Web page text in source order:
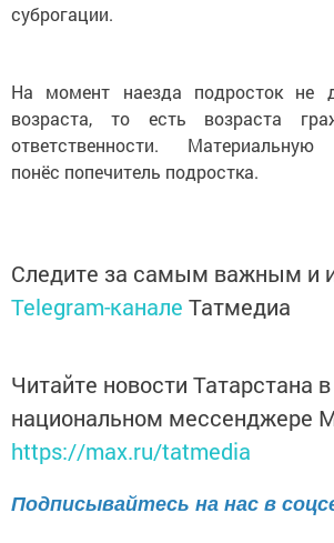
суброгации.
На момент наезда подросток не
возраста, то есть возраста
ответственности. Материальную
понёс попечитель подростка.
Следите за самым важным и
Telegram-канале Татмедиа
Читайте новости Татарстана в
национальном мессенджере
https://max.ru/tatmedia
Подписывайтесь на нас в